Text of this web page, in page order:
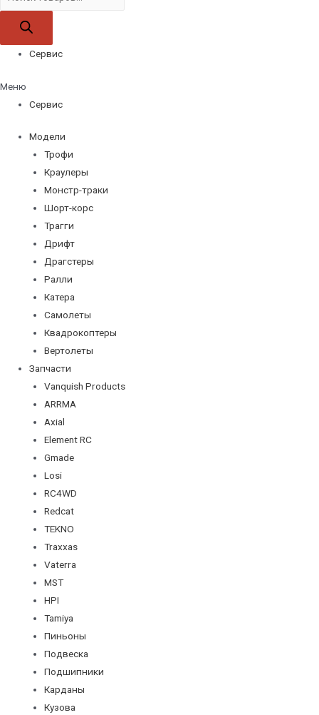
товаров
Сервис
Меню
Сервис
Модели
Трофи
Краулеры
Монстр-траки
Шорт-корс
Трагги
Дрифт
Драгстеры
Ралли
Катера
Самолеты
Квадрокоптеры
Вертолеты
Запчасти
Vanquish Products
ARRMA
Axial
Element RC
Gmade
Losi
RC4WD
Redcat
TEKNO
Traxxas
Vaterra
MST
HPI
Tamiya
Пиньоны
Подвеска
Подшипники
Карданы
Кузова